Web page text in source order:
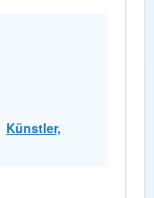
Künstler,